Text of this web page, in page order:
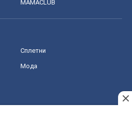
MAMACLUB
Сплетни
Мода